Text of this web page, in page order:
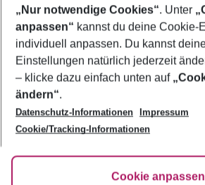
Footer
Footer navigation
Über uns
AGB
Bestpreisgarantie
Cookie-Einstellungen ändern
Cookie-Richtlinie
Agenturbetreuung
Barrierefreies Reisen
HanseMerkur Reiseversicherung
Folge uns
„Nur notwendige Cookies“. Unter
anpassen“ kannst du deine Cookie-
individuell anpassen. Du kannst
Einstellungen natürlich jederzeit
– klicke dazu einfach unten auf
ändern“.
Datenschutz-Informationen
Impressum
Cookie/Tracking-Informationen
Cookie anpassen